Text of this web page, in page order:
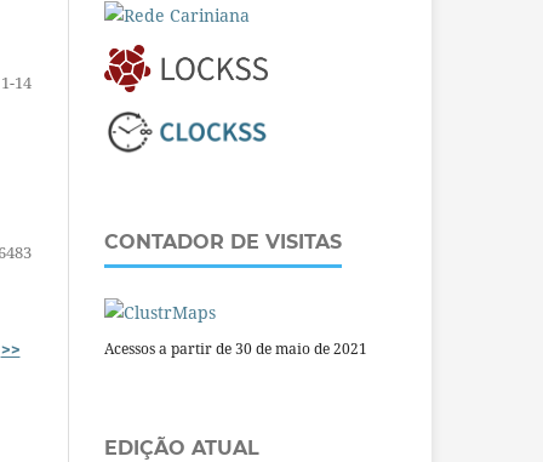
1-14
>>
CONTADOR DE VISITAS
Acessos a partir de 30 de maio de 2021
EDIÇÃO ATUAL